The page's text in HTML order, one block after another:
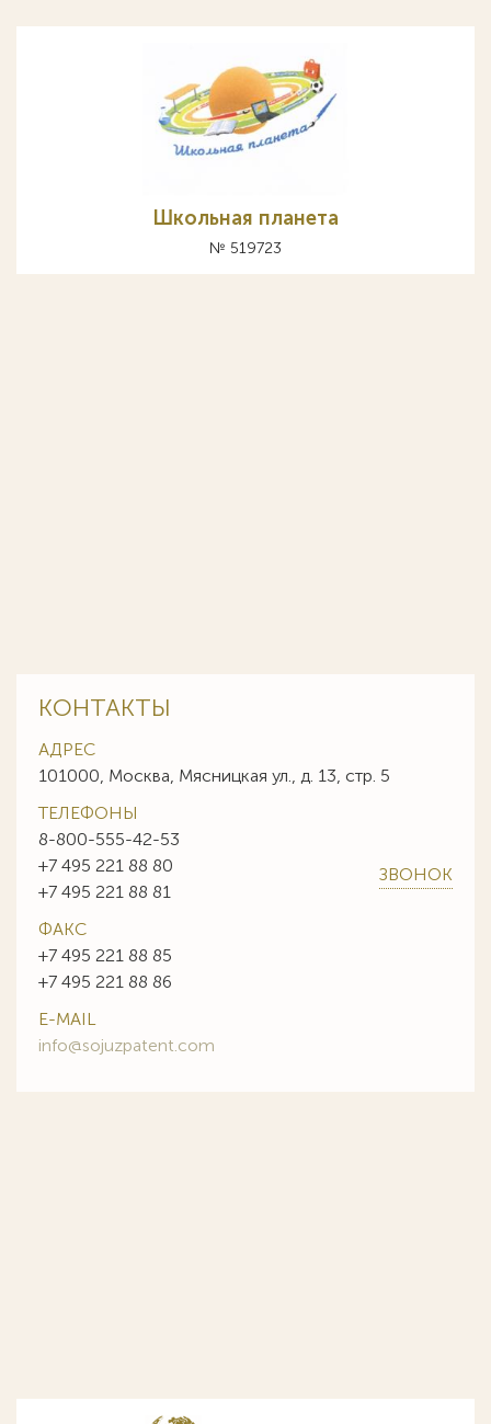
Школьная планета
№ 519723
КОНТАКТЫ
АДРЕС
101000, Москва, Мясницкая ул., д. 13, стр. 5
ТЕЛЕФОНЫ
8-800-555-42-53
+7 495 221 88 80
+7 495 221 88 81
ЗВОНОК
ФАКС
+7 495 221 88 85
+7 495 221 88 86
E-MAIL
info@sojuzpatent.com